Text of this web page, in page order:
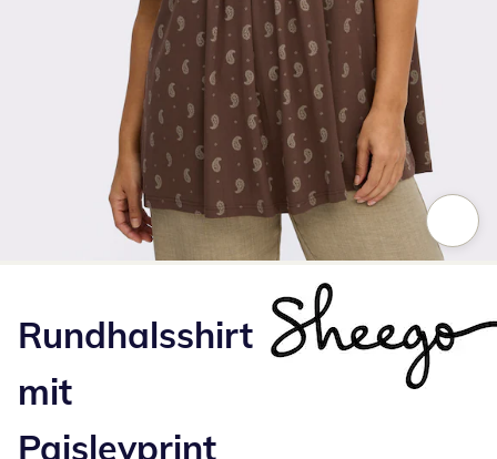
Rundhalsshirt
mit
Paisleyprint